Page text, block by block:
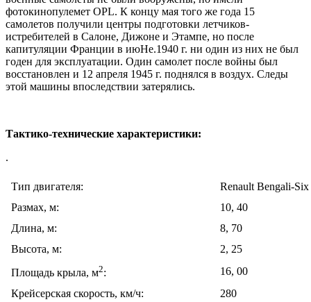
фотокинопулемет OPL. К концу мая того же года 15
самолетов получили центры подготовки летчиков-
истребителей в Салоне, Дижоне и Этампе, но после
капитуляции Франции в июНе.1940 г. ни один из них не был
годен для эксплуатации. Один самолет после войны был
восстановлен и 12 апреля 1945 г. поднялся в воздух. Следы
этой машины впоследствии затерялись.
Тактико-технические характеристики:
.
Тип двигателя:
Renault Bengali-Six
Размах, м:
10, 40
Длина, м:
8, 70
Высота, м:
2, 25
Площадь крыла, м2:
16, 00
Крейсерская скорость, км/ч:
280